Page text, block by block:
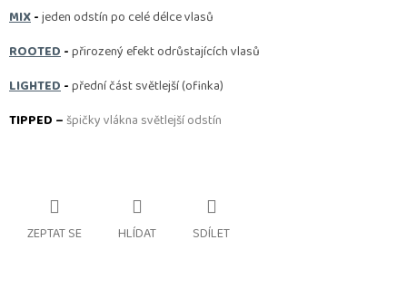
MIX-jeden odstín po celé délce vlasů
ROOTED-přirozený efekt odrůstajících vlasů
LIGHTED-přední část světlejší (ofinka)
TIPPED –špičky vlákna světlejší odstín
ZEPTAT SE HLÍDAT SDÍLET